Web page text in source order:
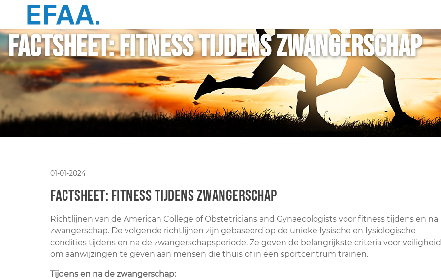
Factsheet: fitness tijdens zwangerschap
01-01-2024
Factsheet: fitness tijdens zwangerschap
Richtlijnen van de American College of Obstetricians and Gynaecologists voor fitness tijdens en na
zwangerschap. De volgende richtlijnen zijn gebaseerd op de unieke fysische en fysiologische
condities tijdens en na de zwangerschapsperiode. Ze geven de belangrijkste criteria voor veiligheid
om aanwijzingen te geven aan mensen die thuis of in een sportcentrum trainen.
Tijdens en na de zwangerschap: